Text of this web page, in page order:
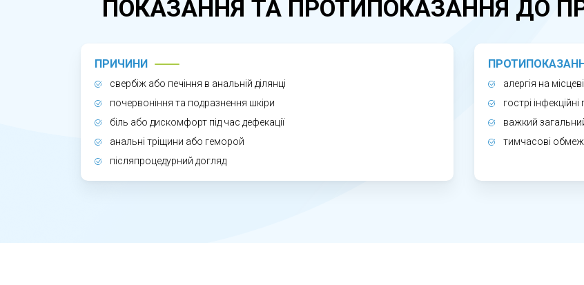
загоєння. Самолікування без діагнозу може бути неефективним або призвести до
ПОКАЗАННЯ ТА ПРОТИПОКАЗАННЯ ДО
ПРИЧИНИ
свербіж або печіння в анальній ділянці
почервоніння та подразнення шкіри
біль або дискомфорт під час дефекації
анальні тріщини або геморой
післяпроцедурний догляд
алергія на
гострі
важкий
тимчасові